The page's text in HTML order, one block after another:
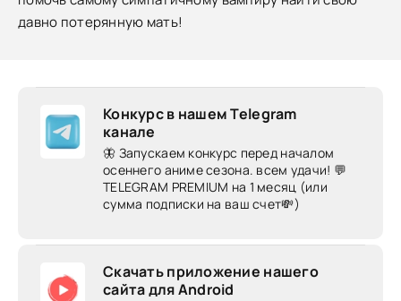
давно потерянную мать!
Конкурс в нашем Telegram
канале
🦋 Запускаем конкурс перед началом
осеннего аниме сезона. всем удачи! 💬
TELEGRAM PREMIUM на 1 месяц (или
сумма подписки на ваш счет💸)
Скачать приложение нашего
сайта для Android